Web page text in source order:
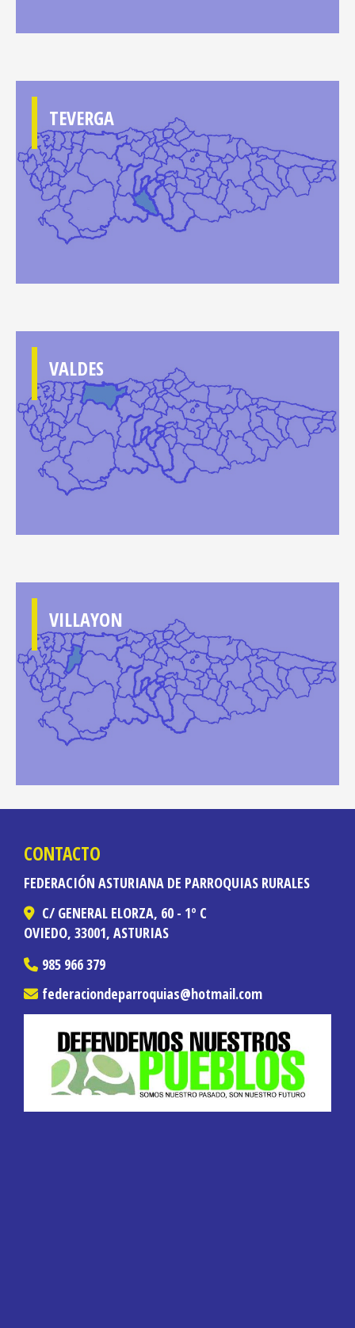
TEVERGA
VALDES
VILLAYON
CONTACTO
FEDERACIÓN ASTURIANA DE PARROQUIAS RURALES
C/ GENERAL ELORZA, 60 - 1º C
OVIEDO, 33001, ASTURIAS
985 966 379
federaciondeparroquias
hotmail.com